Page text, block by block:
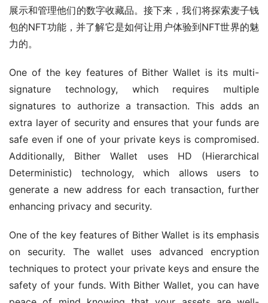
展示和管理他们的数字收藏品。接下来，我们将探索麦子钱
包的NFT功能，并了解它是如何让用户体验到NFT世界的魅
力的。
One of the key features of Bither Wallet is its multi-
signature technology, which requires multiple
signatures to authorize a transaction. This adds an
extra layer of security and ensures that your funds are
safe even if one of your private keys is compromised.
Additionally, Bither Wallet uses HD (Hierarchical
Deterministic) technology, which allows users to
generate a new address for each transaction, further
enhancing privacy and security.
One of the key features of Bither Wallet is its emphasis
on security. The wallet uses advanced encryption
techniques to protect your private keys and ensure the
safety of your funds. With Bither Wallet, you can have